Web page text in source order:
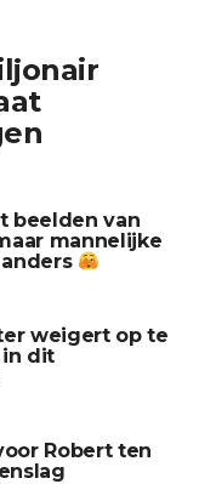
beelden van
mannelijke
weigert op te
in dit
Robert ten